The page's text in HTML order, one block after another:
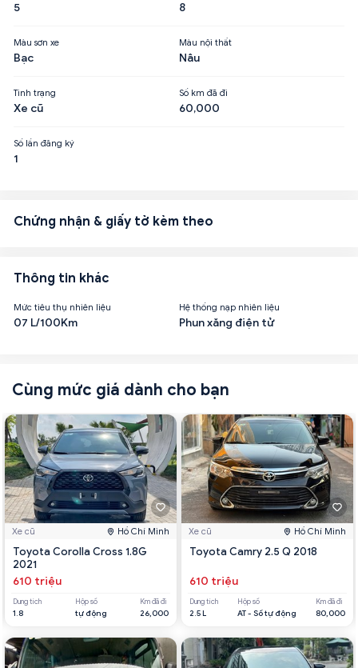
5 8
Màu sơn xe
Bạc
Màu nội thất
Nâu
Tình trạng
Xe cũ
Số km đã đi
60,000
Số lần đăng ký
1
Chứng nhận & giấy tờ kèm theo
Thông tin khác
Mức tiêu thụ nhiên liệu
07 L/100Km
Hệ thống nạp nhiên liệu
Phun xăng điện tử
Cùng mức giá dành cho bạn
Xe cũ Hồ Chí Minh
Toyota Corolla Cross 1.8G
2021
610 triệu
Dung tích
1.8
Hộp số
tự động
Km đã đi
26,000
Xe cũ Hồ Chí Minh
Toyota Camry 2.5 Q 2018
610 triệu
Dung tích
2.5 L
Hộp số
AT - Số tự động
Km đã đi
80,000